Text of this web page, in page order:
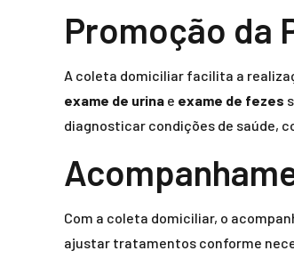
Promoção da
A coleta domiciliar facilita a
exame de urina e exame de fezes
diagnosticar condições de saúde,
Com a coleta domiciliar, o
ajustar tratamentos conforme